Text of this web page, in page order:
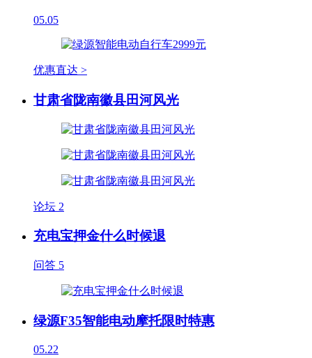
05.05
优惠直达 >
甘肃省陇南徽县田河风光
论坛 2
充电宝押金什么时候退
问答 5
绿源F35智能电动摩托限时特惠
05.22